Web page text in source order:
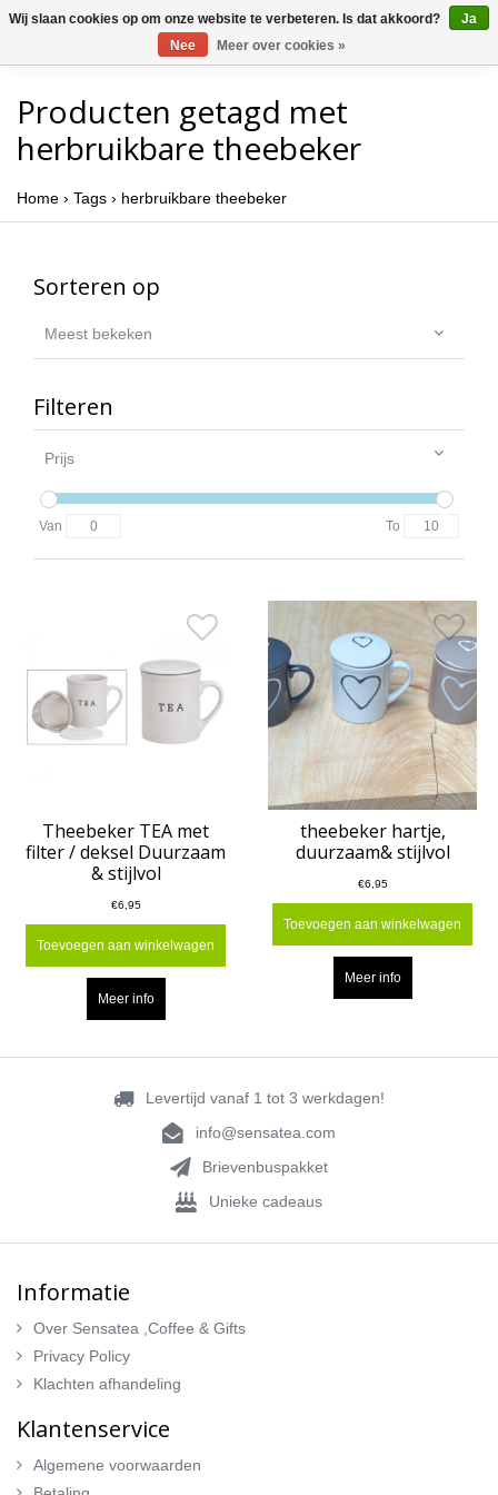
Producten getagd met
herbruikbare theebeker
Home › Tags › herbruikbare theebeker
Sorteren op
Meest bekeken
Filteren
Prijs
Van To
Theebeker TEA met
filter / deksel Duurzaam
& stijlvol
€6,95
Toevoegen aan winkelwagen
Meer info
theebeker hartje,
duurzaam& stijlvol
€6,95
Toevoegen aan winkelwagen
Meer info
Levertijd vanaf 1 tot 3 werkdagen!
info@sensatea.com
Brievenbuspakket
Unieke cadeaus
Informatie
Over Sensatea ,Coffee & Gifts
Privacy Policy
Klachten afhandeling
Klantenservice
Algemene voorwaarden
Wij slaan cookies op om onze website te verbeteren. Is dat akkoord?
Ja
Nee
Meer over cookies »